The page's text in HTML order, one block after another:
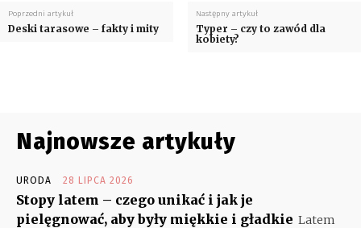
Poprzedni artykuł
Deski tarasowe – fakty i mity
Następny artykuł
Typer – czy to zawód dla
kobiety?
Najnowsze artykuły
URODA 28 LIPCA 2026
Stopy latem – czego unikać i jak je
pielęgnować, aby były miękkie i gładkie Latem